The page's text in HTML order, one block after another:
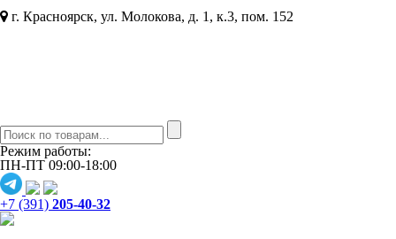
г. Красноярск, ул. Молокова, д. 1, к.3, пом. 152
Режим работы:
ПН-ПТ 09:00-18:00
+7 (391) 205-40-32